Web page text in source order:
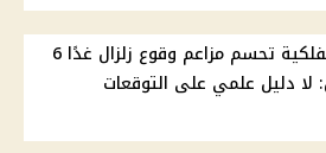
البحوث الفلكية تحسم مزاعم وقوع زلزال غدًا 6
دليل علمي على التوقعات